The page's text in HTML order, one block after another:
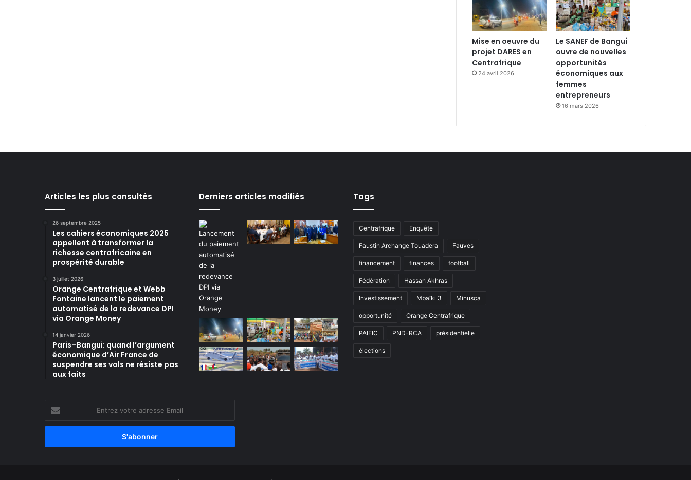
Mise en oeuvre du
projet DARES en
Centrafrique
24 avril 2026
Le SANEF de Bangui
ouvre de nouvelles
opportunités
économiques aux
femmes
entrepreneurs
16 mars 2026
Articles les plus consultés
26 septembre 2025
Les cahiers économiques 2025
appellent à transformer la
richesse centrafricaine en
prospérité durable
3 juillet 2026
Orange Centrafrique et Webb
Fontaine lancent le paiement
automatisé de la redevance DPI
via Orange Money
14 janvier 2026
Paris–Bangui: quand l’argument
économique d’Air France de
suspendre ses vols ne résiste pas
aux faits
Derniers articles modifiés Tags
Centrafrique Enquête
Faustin Archange Touadera Fauves
financement finances football
Fédération Hassan Akhras
Investissement Mbaïki 3 Minusca
opportunité Orange Centrafrique
PAIFIC PND-RCA présidentielle
élections
votre
adresse